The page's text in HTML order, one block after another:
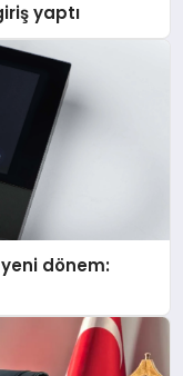
yaptı
dönem: